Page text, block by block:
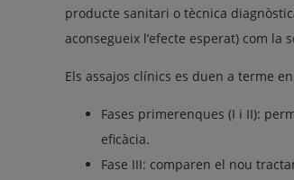
producte sanitari o tècnica
aconsegueix l’efecte esperat) com
Els assajos clínics es duen a terme
Fases primerenques (I i II):
eficàcia.
Fase III: comparen el nou